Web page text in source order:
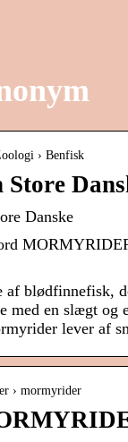
› Benfisk
Danske
blødfinnefisk,
med en slægt
lever af
› mormyrider